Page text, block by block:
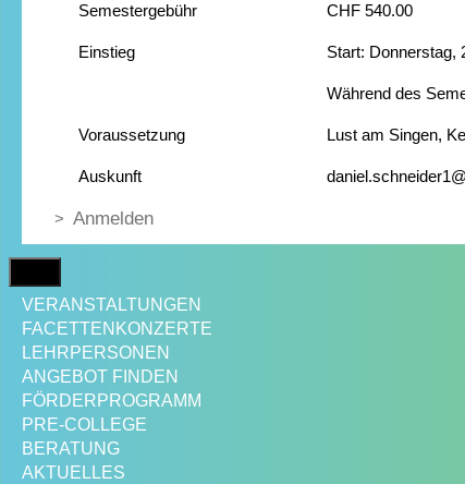
Semestergebühr CHF 540.00
Einstieg Start: Donnerstag,
Während des
Voraussetzung Lust am Singen,
Auskunft
Anmelden
VERANSTALTUNGEN
FACETTENKONZERTE
LEHRPERSONEN
ANGEBOT FINDEN
FÖRDERPROGRAMM
PRE-COLLEGE
BERATUNG
AKTUELLES